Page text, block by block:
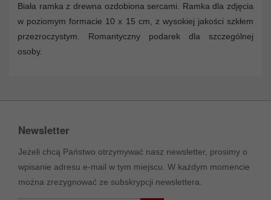
Biała ramka z drewna ozdobiona sercami. Ramka dla zdjęcia
w poziomym formacie 10 x 15 cm, z wysokiej jakości szkłem
przezroczystym. Romantyczny podarek dla szczególnej
osoby.
Newsletter
Jeżeli chcą Państwo otrzymywać nasz newsletter, prosimy o
wpisanie adresu e-mail w tym miejscu. W każdym momencie
można zrezygnować ze subskrypcji newslettera.